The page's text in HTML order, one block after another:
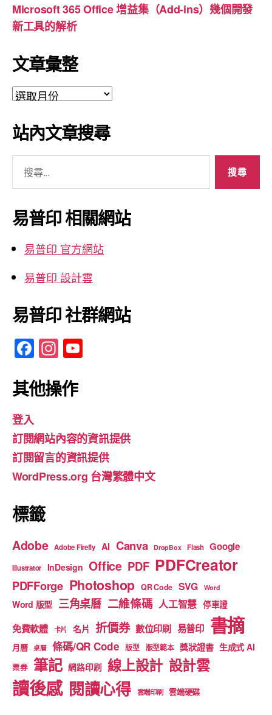
Microsoft 365 Office 增益集（Add-ins）幾個開發
新工具的解析
文章彙整
文
彙
整
站內文章搜尋
關
鍵
字:
易普印 相關網站
易普印 官方網站
易普印 設計雲
易普印 社群網站
F
a
c
b
o
o
k
In
st
a
gr
a
m
u
b
e
其他操作
登入
訂閱網站內容的資訊提供
訂閱留言的資訊提供
WordPress.org 台灣繁體中文
標籤
Adobe Adobe Firefly AI Canva DropBox Flash Google
Illustrator InDesign Office PDF PDFCreator
PDFForge Photoshop QR Code SVG Word
Word 版型 三角桌曆 二維條碼 人工智慧 停車證
免費軟體 卡片 名片 折價券 數位印刷 易普印 書摘
月曆 桌曆 條碼/QR Code 版型 版型範本 獎狀證書 生成式 AI
票券 筆記 網路印刷 線上設計 設計雲
讀後感 閱讀心得 雲端印刷 雲端硬碟